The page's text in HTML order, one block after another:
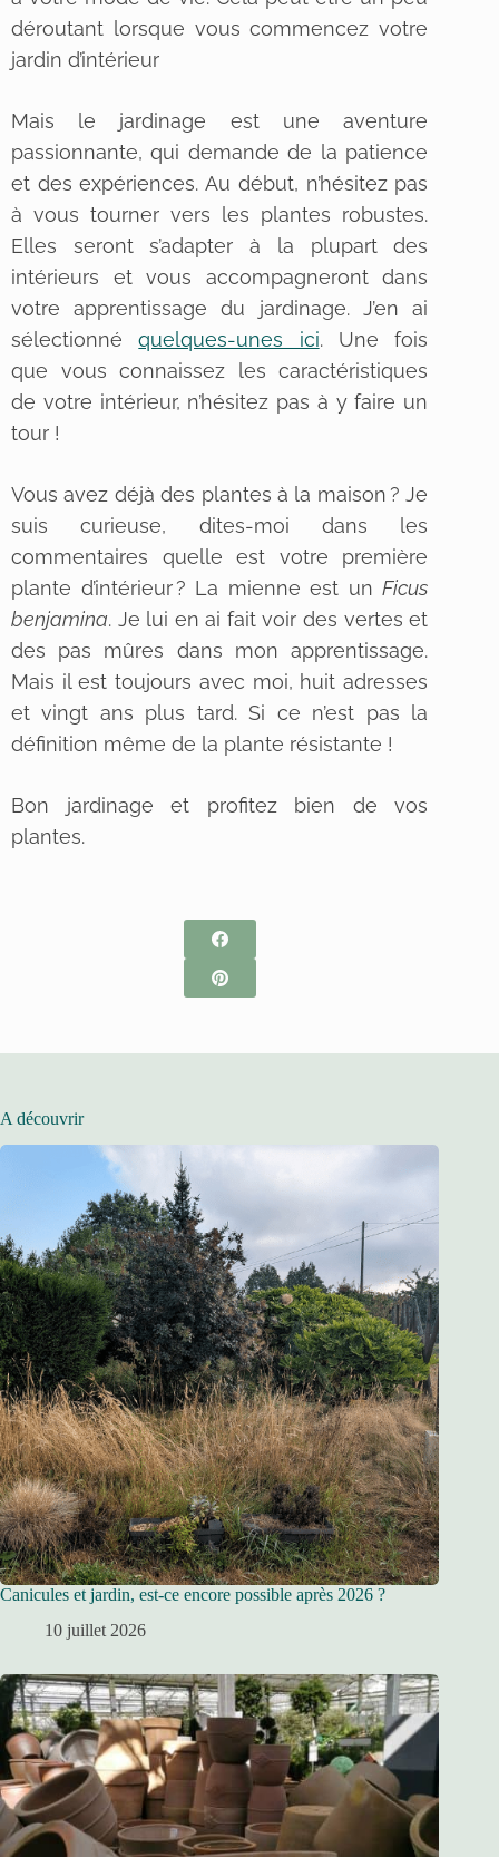
déroutant lorsque vous commencez votre
jardin d’intérieur
Mais le jardinage est une aventure
passionnante, qui demande de la patience
et des expériences. Au début, n’hésitez pas
à vous tourner vers les plantes robustes.
Elles seront s’adapter à la plupart des
intérieurs et vous accompagneront dans
votre apprentissage du jardinage. J’en ai
sélectionnéquelques-unes ici. Une fois
que vous connaissez les caractéristiques
de votre intérieur, n’hésitez pas à y faire un
tour !
Vous avez déjà des plantes à la maison ? Je
suis curieuse, dites-moi dans les
commentaires quelle est votre première
plante d’intérieur ? La mienne est unFicus
benjamina. Je lui en ai fait voir des vertes et
des pas mûres dans mon apprentissage.
Mais il est toujours avec moi, huit adresses
et vingt ans plus tard. Si ce n’est pas la
définition même de la plante résistante !
Bon jardinage et profitez bien de vos
plantes.
A découvrir
Canicules et jardin, est-ce encore possible après 2026 ?
10 juillet 2026